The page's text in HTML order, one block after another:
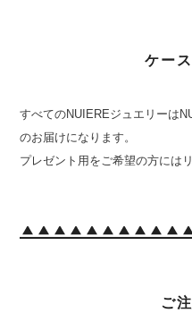
ケー
すべてのNUIEREジュエリーは
のお届けになります。
プレゼント用をご希望の方には
ご